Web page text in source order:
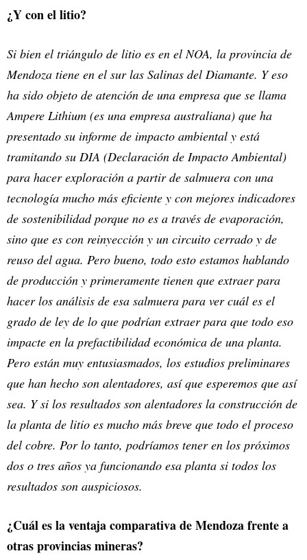
¿Y con el litio?
Si bien el triángulo de litio es en el NOA, la provincia de
Mendoza tiene en el sur las Salinas del Diamante. Y eso
ha sido objeto de atención de una empresa que se llama
Ampere Lithium (es una empresa australiana) que ha
presentado su informe de impacto ambiental y está
tramitando su DIA (Declaración de Impacto Ambiental)
para hacer exploración a partir de salmuera con una
tecnología mucho más eficiente y con mejores indicadores
de sostenibilidad porque no es a través de evaporación,
sino que es con reinyección y un circuito cerrado y de
reuso del agua. Pero bueno, todo esto estamos hablando
de producción y primeramente tienen que extraer para
hacer los análisis de esa salmuera para ver cuál es el
grado de ley de lo que podrían extraer para que todo eso
impacte en la prefactibilidad económica de una planta.
Pero están muy entusiasmados, los estudios preliminares
que han hecho son alentadores, así que esperemos que así
sea. Y si los resultados son alentadores la construcción de
la planta de litio es mucho más breve que todo el proceso
del cobre. Por lo tanto, podríamos tener en los próximos
dos o tres años ya funcionando esa planta si todos los
resultados son auspiciosos.
¿Cuál es la ventaja comparativa de Mendoza frente a
otras provincias mineras?